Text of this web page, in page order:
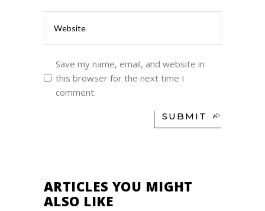
Save my name, email, and website in
this browser for the next time I
comment.
SUBMIT
ARTICLES YOU MIGHT
ALSO LIKE